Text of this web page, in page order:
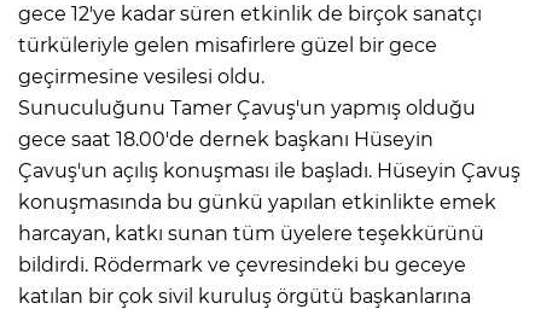
gece 12'ye kadar süren etkinlik de birçok sanatçı
türküleriyle gelen misafirlere güzel bir gece
geçirmesine vesilesi oldu.
Sunuculuğunu Tamer Çavuş'un yapmış olduğu
gece saat 18.00'de dernek başkanı Hüseyin
Çavuş'un açılış konuşması ile başladı. Hüseyin Çavuş
konuşmasında bu günkü yapılan etkinlikte emek
harcayan, katkı sunan tüm üyelere teşekkürünü
bildirdi. Rödermark ve çevresindeki bu geceye
katılan bir çok sivil kuruluş örgütü başkanlarına